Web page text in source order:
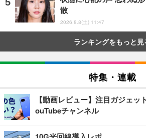
散
2026.8.8(土) 11:47
ランキングをもっと見
特集・連載
【動画レビュー】注目ガジェ
ouTubeチャンネル